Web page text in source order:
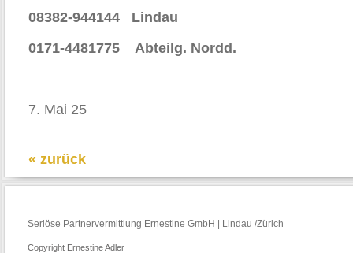
08382-944144 Lindau
0171-4481775 Abteilg. Nordd.
7. Mai 25
« zurück
Seriöse Partnervermittlung Ernestine GmbH | Lindau /Zürich
Copyright Ernestine Adler